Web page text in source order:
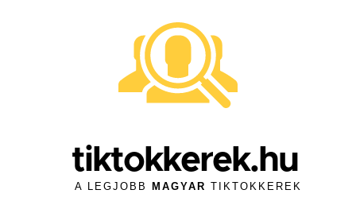
tiktokkerek.hu
A LEGJOBB MAGYAR TIKTOKKEREK